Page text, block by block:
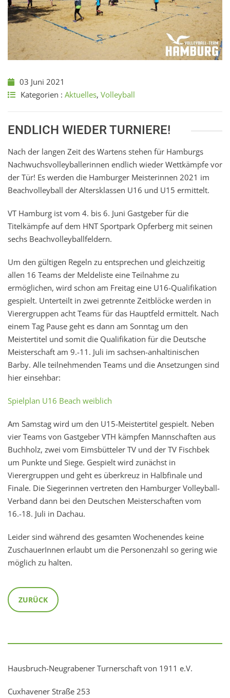
03 Juni 2021
Kategorien : Aktuelles, Volleyball
ENDLICH WIEDER TURNIERE!
Nach der langen Zeit des Wartens stehen für Hamburgs
Nachwuchsvolleyballerinnen endlich wieder Wettkämpfe vor
der Tür! Es werden die Hamburger Meisterinnen 2021 im
Beachvolleyball der Altersklassen U16 und U15 ermittelt.
VT Hamburg ist vom 4. bis 6. Juni Gastgeber für die
Titelkämpfe auf dem HNT Sportpark Opferberg mit seinen
sechs Beachvolleyballfeldern.
Um den gültigen Regeln zu entsprechen und gleichzeitig
allen 16 Teams der Meldeliste eine Teilnahme zu
ermöglichen, wird schon am Freitag eine U16-Qualifikation
gespielt. Unterteilt in zwei getrennte Zeitblöcke werden in
Vierergruppen acht Teams für das Hauptfeld ermittelt. Nach
einem Tag Pause geht es dann am Sonntag um den
Meistertitel und somit die Qualifikation für die Deutsche
Meisterschaft am 9.-11. Juli im sachsen-anhaltinischen
Barby. Alle teilnehmenden Teams und die Ansetzungen sind
hier einsehbar:
Spielplan U16 Beach weiblich
Am Samstag wird um den U15-Meistertitel gespielt. Neben
vier Teams von Gastgeber VTH kämpfen Mannschaften aus
Buchholz, zwei vom Eimsbütteler TV und der TV Fischbek
um Punkte und Siege. Gespielt wird zunächst in
Vierergruppen und geht es überkreuz in Halbfinale und
Finale. Die Siegerinnen vertreten den Hamburger Volleyball-
Verband dann bei den Deutschen Meisterschaften vom
16.-18. Juli in Dachau.
Leider sind während des gesamten Wochenendes keine
ZuschauerInnen erlaubt um die Personenzahl so gering wie
möglich zu halten.
ZURÜCK
Hausbruch-Neugrabener Turnerschaft von 1911 e.V.
Cuxhavener Straße 253